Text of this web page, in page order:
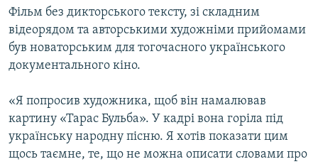
Фільм без дикторського тексту, зі складним
відеорядом та авторськими художніми прийомами
був новаторським для тогочасного українського
документального кіно.
«Я попросив художника, щоб він намалював
картину «Тарас Бульба». У кадрі вона горіла під
українську народну пісню. Я хотів показати цим
щось таємне, те, що не можна описати словами про